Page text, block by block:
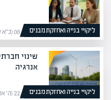
ליקויי בנייה ואחזקת מבנים08/02/26 (כ״א שבט תשפ״ו) | מערכת אפיק
ליקויי בנייה ואחזקת מבנים
שינוי
אנרגיה
22/02/26 (ה׳ אדר תשפ״ו) | מערכת אפיק